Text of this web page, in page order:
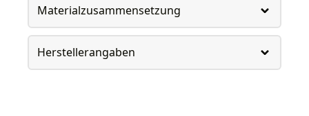
Materialzusammensetzung
Herstellerangaben